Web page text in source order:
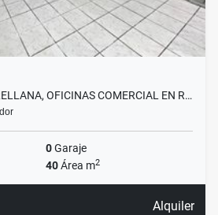
OFICINAS COMERCIAL EN R…
0Garaje
40Área m2
Alquiler